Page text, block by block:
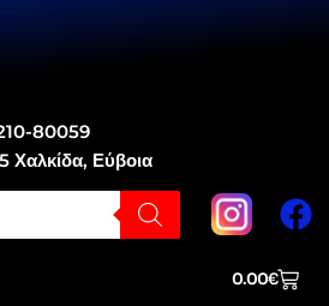
80059
Χαλκίδα, Εύβοια
0.00€